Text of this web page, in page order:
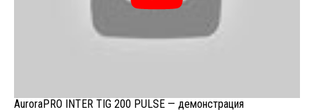
AuroraPRO INTER TIG 200 PULSE — демонстрация